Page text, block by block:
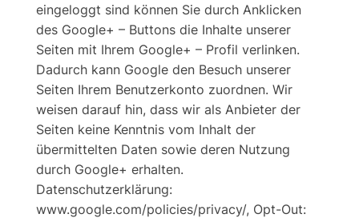
eingeloggt sind können Sie durch Anklicken
des Google+ – Buttons die Inhalte unserer
Seiten mit Ihrem Google+ – Profil verlinken.
Dadurch kann Google den Besuch unserer
Seiten Ihrem Benutzerkonto zuordnen. Wir
weisen darauf hin, dass wir als Anbieter der
Seiten keine Kenntnis vom Inhalt der
übermittelten Daten sowie deren Nutzung
durch Google+ erhalten.
Datenschutzerklärung:
www.google.com/policies/privacy/, Opt-Out: